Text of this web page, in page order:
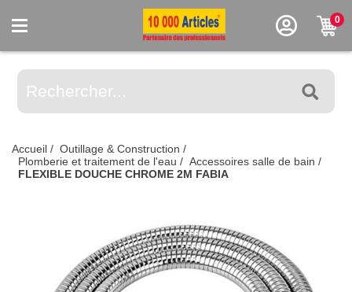
0
Accueil / Outillage & Construction /
Plomberie et traitement de l'eau / Accessoires salle de bain /
FLEXIBLE DOUCHE CHROME 2M FABIA